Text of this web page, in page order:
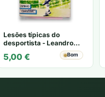
Lesões típicas do
desportista - Leandro
5,00 € Bom